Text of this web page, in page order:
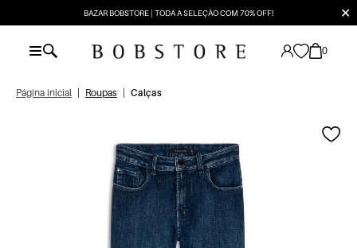
BAZAR BOBSTORE | TODA A SELEÇÃO COM 70% OFF! ✕
0
Página inicial Roupas Calças